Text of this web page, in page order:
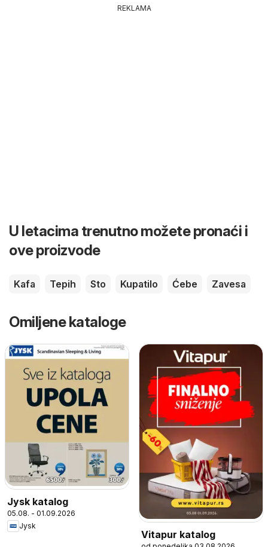
REKLAMA
U letacima trenutno možete pronaći i
ove proizvode
Kafa Tepih Sto Kupatilo Ćebe Zavesa
Omiljene kataloge
Jysk katalog
05.08. - 01.09.2026
Jysk
Vitapur katalog